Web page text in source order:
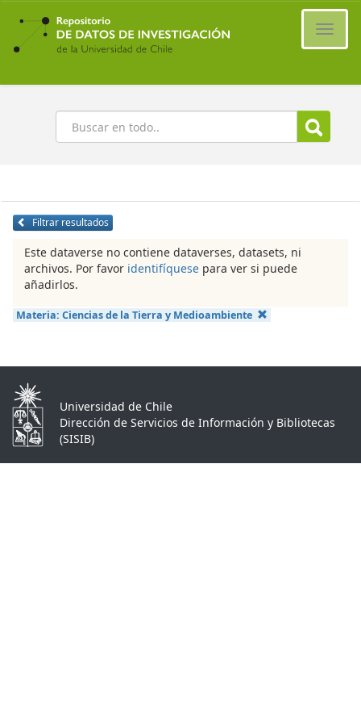
Ir
contenido
principal
Buscar
Filtrar resultados
Este dataverse no contiene dataverses, datasets, ni
archivos. Por favor identifíquese para ver si puede
añadirlos.
Materia: Ciencias de la Tierra y Medioambiente
Universidad de Chile
Dirección de Servicios de Información y Bibliotecas
(SISIB)